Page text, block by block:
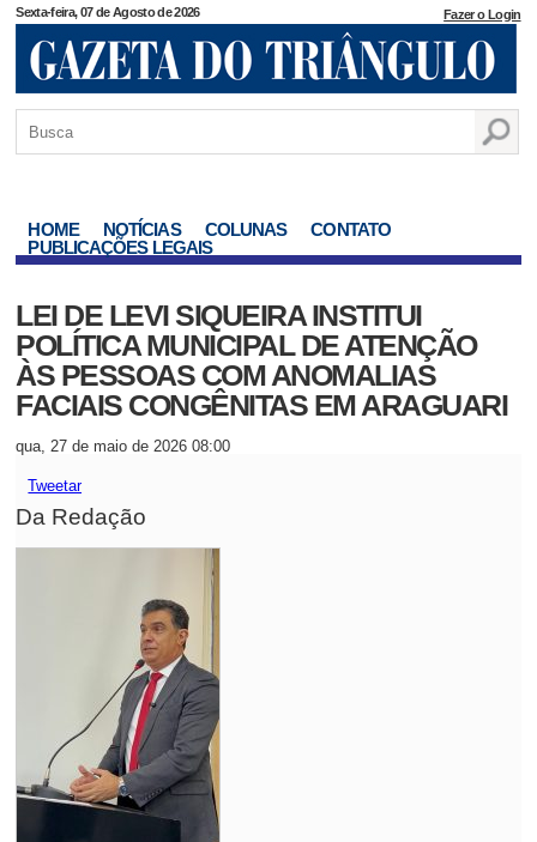
Sexta-feira, 07 de Agosto de 2026 Fazer o Login
HOME NOTÍCIAS COLUNAS
CONTATO
PUBLICAÇÕES LEGAIS
LEI DE LEVI SIQUEIRA INSTITUI
POLÍTICA MUNICIPAL DE ATENÇÃO
ÀS PESSOAS COM ANOMALIAS
FACIAIS CONGÊNITAS EM ARAGUARI
qua, 27 de maio de 2026 08:00
Tweetar
Da Redação